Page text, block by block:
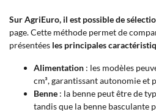
Sur AgriEuro, il est possible de
page. Cette méthode permet de
présentées les principales
Alimentation : les modèles
cm³, garantissant autonomie et
Benne : la benne peut être de
tandis que la benne basculante